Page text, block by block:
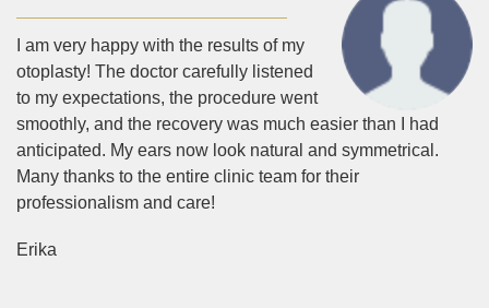
I am very happy with the results of my
otoplasty! The doctor carefully listened
to my expectations, the procedure went
smoothly, and the recovery was much easier than I had
anticipated. My ears now look natural and symmetrical.
Many thanks to the entire clinic team for their
professionalism and care!
Erika